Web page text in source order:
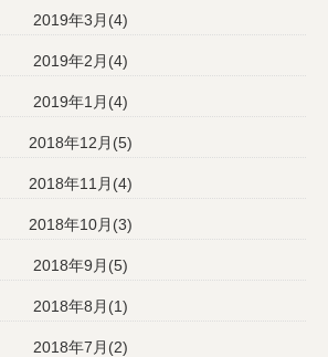
2019年3月(4)
2019年2月(4)
2019年1月(4)
2018年12月(5)
2018年11月(4)
2018年10月(3)
2018年9月(5)
2018年8月(1)
2018年7月(2)